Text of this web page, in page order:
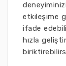
etkileşime
ifade
hızla